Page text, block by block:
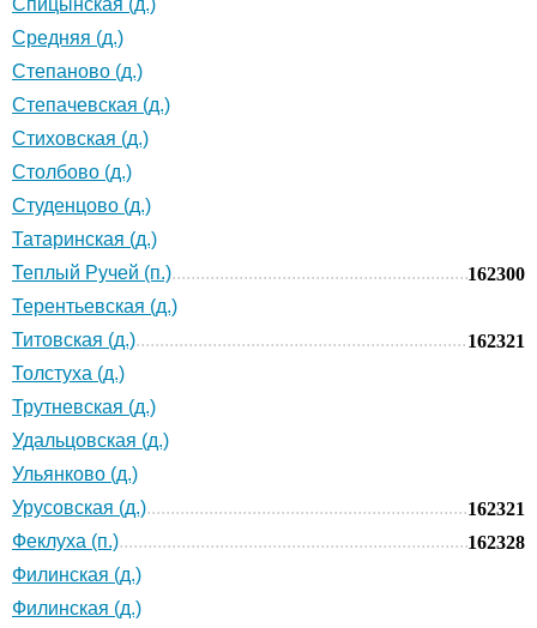
Средняя (д.)
Степаново (д.)
Степачевская (д.)
Стиховская (д.)
Столбово (д.)
Студенцово (д.)
Татаринская (д.)
Теплый Ручей (п.)
162300
Терентьевская (д.)
Титовская (д.)
162321
Толстуха (д.)
Трутневская (д.)
Удальцовская (д.)
Ульянково (д.)
Урусовская (д.)
162321
Феклуха (п.)
162328
Филинская (д.)
Филинская (д.)